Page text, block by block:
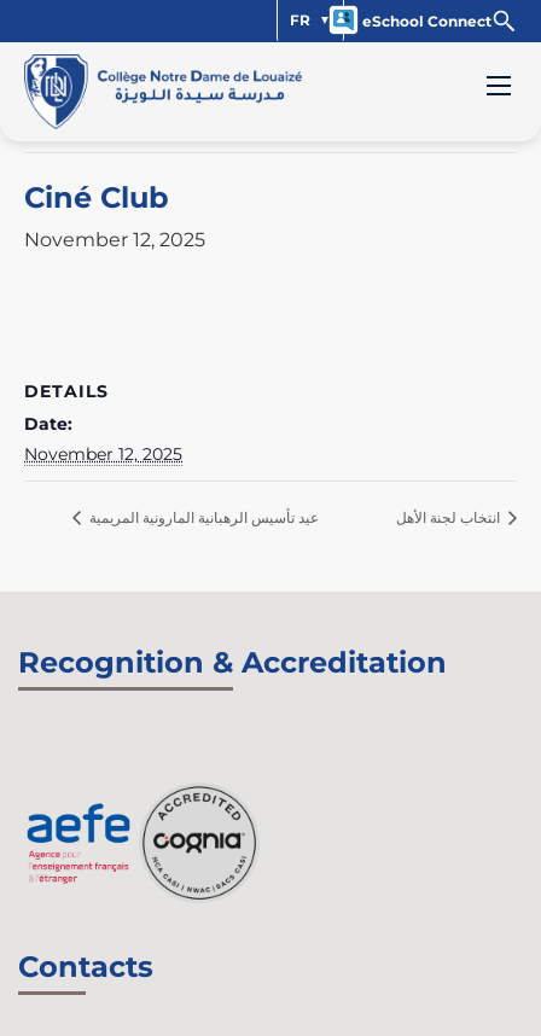
FR eSchool Connect
« All Events
This event has passed.
Ciné Club
November 12, 2025
DETAILS
Date:
November 12, 2025
عيد تأسيس الرهبانية المارونية المريمية
Recognition & Accreditation
Contacts